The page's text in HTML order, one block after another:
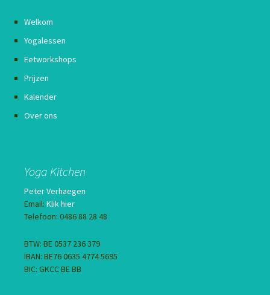
Welkom
Yogalessen
Eetworkshops
Prijzen
Kalender
Over ons
Yoga Kitchen
Peter Verhaegen
Email: Klik hier
Telefoon: 0486 88 28 48
BTW: BE 0537 236 379
IBAN: BE76 0635 4774 5695
BIC: GKCC BE BB